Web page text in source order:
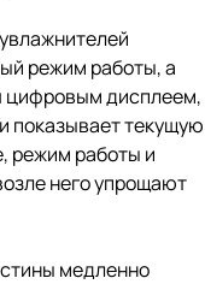
режим работы, а
цифровым дисплеем,
показывает текущую
режим работы и
него упрощают
медленно